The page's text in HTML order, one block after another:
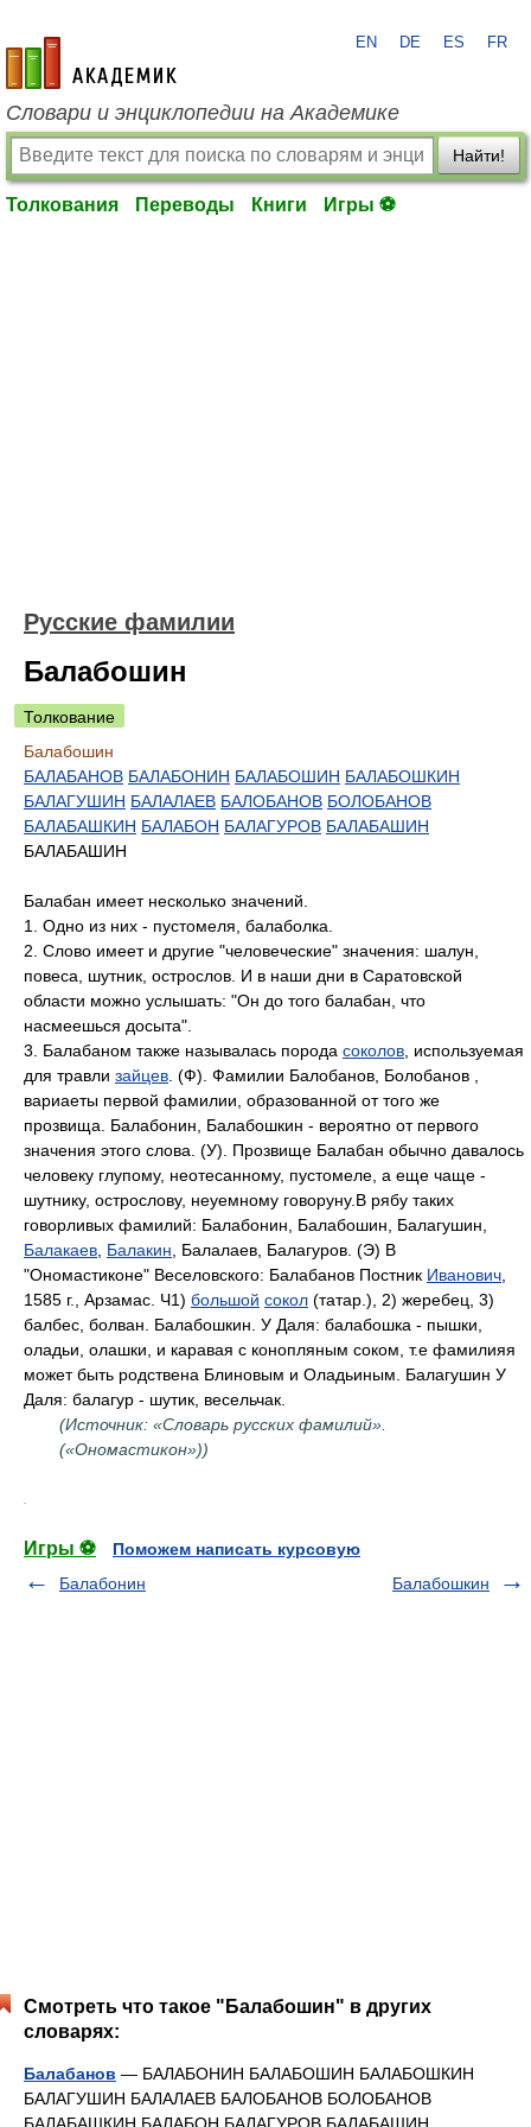
academic.ru
EN DE ES FR
Словари и энциклопедии на Академике
Найти!
Толкования Переводы Книги Игры ⚽
Русские фамилии
Балабошин
Толкование
Балабошин
БАЛАБАНОВ БАЛАБОНИН БАЛАБОШИН БАЛАБОШКИН
БАЛАГУШИН БАЛАЛАЕВ БАЛОБАНОВ БОЛОБАНОВ
БАЛАБАШКИН БАЛАБОН БАЛАГУРОВ БАЛАБАШИН
БАЛАБАШИН
Балабан имеет несколько значений.
1. Одно из них - пустомеля, балаболка.
2. Слово имеет и другие "человеческие" значения: шалун,
повеса, шутник, острослов. И в наши дни в Саратовской
области можно услышать: "Он до того балабан, что
насмеешься досыта".
3. Балабаном также называлась порода соколов , используемая
для травли зайцев . (Ф). Фамилии Балобанов, Болобанов ,
вариаеты первой фамилии, образованной от того же
прозвища. Балабонин, Балабошкин - вероятно от первого
значения этого слова. (У). Прозвище Балабан обычно давалось
человеку глупому, неотесанному, пустомеле, а еще чаще -
шутнику, острослову, неуемному говоруну.В рябу таких
говорливых фамилий: Балабонин, Балабошин, Балагушин,
Балакаев Балакин , Балалаев, Балагуров. (Э) В
"Ономастиконе" Веселовского: Балабанов Постник Иванович
1585 г., Арзамас. Ч1) большой сокол (татар.), 2) жеребец, 3)
балбес, болван. Балабошкин. У Даля: балабошка - пышки,
оладьи, олашки, и каравая с конопляным соком, т.е фамилияя
может быть родствена Блиновым и Оладьиным. Балагушин У
Даля: балагур - шутик, весельчак.
(Источник: «Словарь русских фамилий».
(«Ономастикон»))
Игры ⚽
Поможем написать курсовую
Балабонин
Балабошкин
Смотреть что такое "Балабошин" в других
словарях:
Балабанов — БАЛАБОНИН БАЛАБОШИН БАЛАБОШКИН
БАЛАГУШИН БАЛАЛАЕВ БАЛОБАНОВ БОЛОБАНОВ